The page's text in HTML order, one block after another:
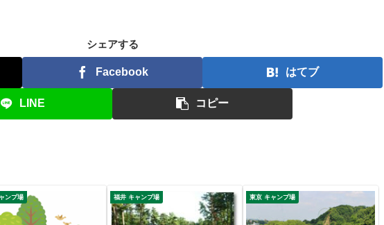
シェアする
Facebook はてブ
LINE コピー
ンプ場 福井 キャンプ場 東京 キャンプ場